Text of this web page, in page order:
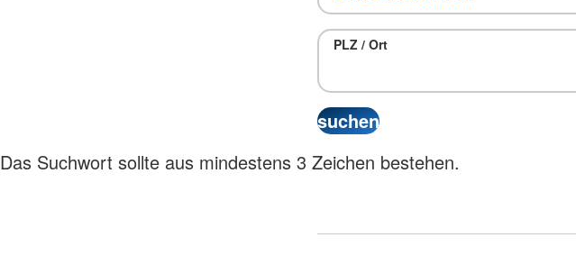
PLZ / Ort
Das Suchwort sollte aus mindestens 3 Zeichen bestehen.